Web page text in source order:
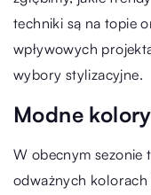
techniki są na topie
wpływowych
wybory stylizacyjne.
Modne
W obecnym sezonie
odważnych